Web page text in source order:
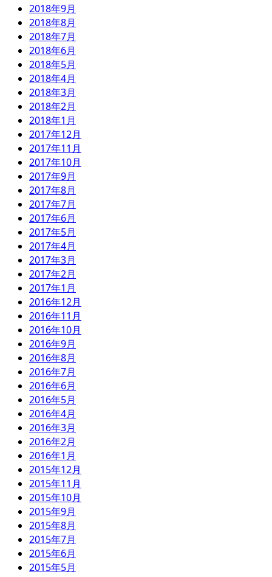
2018年9月
2018年8月
2018年7月
2018年6月
2018年5月
2018年4月
2018年3月
2018年2月
2018年1月
2017年12月
2017年11月
2017年10月
2017年9月
2017年8月
2017年7月
2017年6月
2017年5月
2017年4月
2017年3月
2017年2月
2017年1月
2016年12月
2016年11月
2016年10月
2016年9月
2016年8月
2016年7月
2016年6月
2016年5月
2016年4月
2016年3月
2016年2月
2016年1月
2015年12月
2015年11月
2015年10月
2015年9月
2015年8月
2015年7月
2015年6月
2015年5月